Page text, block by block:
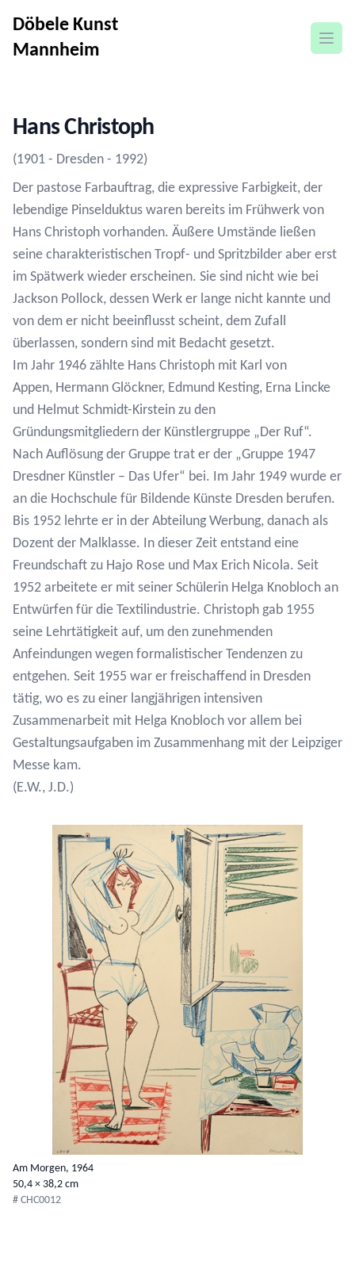
Döbele Kunst
Mannheim
open
Hans Christoph
(1901 - Dresden - 1992)
Der pastose Farbauftrag, die expressive Farbigkeit, der
lebendige Pinselduktus waren bereits im Frühwerk von
Hans Christoph vorhanden. Äußere Umstände ließen
seine charakteristischen Tropf- und Spritzbilder aber erst
im Spätwerk wieder erscheinen. Sie sind nicht wie bei
Jackson Pollock, dessen Werk er lange nicht kannte und
von dem er nicht beeinflusst scheint, dem Zufall
überlassen, sondern sind mit Bedacht gesetzt.
Im Jahr 1946 zählte Hans Christoph mit Karl von
Appen, Hermann Glöckner, Edmund Kesting, Erna Lincke
und Helmut Schmidt-Kirstein zu den
Gründungsmitgliedern der Künstlergruppe „Der Ruf“.
Nach Auflösung der Gruppe trat er der „Gruppe 1947
Dresdner Künstler – Das Ufer“ bei. Im Jahr 1949 wurde er
an die Hochschule für Bildende Künste Dresden berufen.
Bis 1952 lehrte er in der Abteilung Werbung, danach als
Dozent der Malklasse. In dieser Zeit entstand eine
Freundschaft zu Hajo Rose und Max Erich Nicola. Seit
1952 arbeitete er mit seiner Schülerin Helga Knobloch an
Entwürfen für die Textilindustrie. Christoph gab 1955
seine Lehrtätigkeit auf, um den zunehmenden
Anfeindungen wegen formalistischer Tendenzen zu
entgehen. Seit 1955 war er freischaffend in Dresden
tätig, wo es zu einer langjährigen intensiven
Zusammenarbeit mit Helga Knobloch vor allem bei
Gestaltungsaufgaben im Zusammenhang mit der Leipziger
Messe kam.
(E.W., J.D.)
Am Morgen, 1964
50,4 × 38,2 cm
# CHC0012